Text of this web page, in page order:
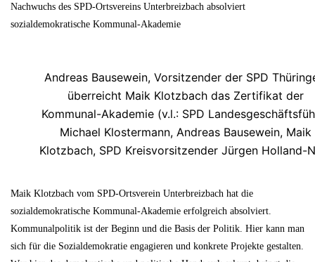
Nachwuchs des SPD-Ortsvereins Unterbreizbach absolviert
sozialdemokratische Kommunal-Akademie
Andreas Bausewein, Vorsitzender der SPD
überreicht Maik Klotzbach das Zertifikat der
Kommunal-Akademie (v.l.: SPD
Michael Klostermann, Andreas Bausewein, Maik
Klotzbach, SPD Kreisvorsitzender Jürgen Holland-
Maik Klotzbach vom SPD-Ortsverein Unterbreizbach hat die
sozialdemokratische Kommunal-Akademie erfolgreich absolviert.
Kommunalpolitik ist der Beginn und die Basis der Politik. Hier kann man
sich für die Sozialdemokratie engagieren und konkrete Projekte gestalten.